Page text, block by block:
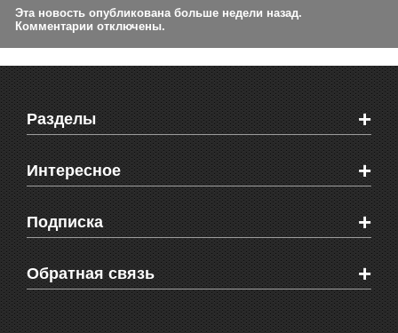
Эта новость опубликована больше недели назад.
Комментарии отключены.
Разделы +
Новости Феодосии
Новости Крыма
Мировые новости
Объявления
Здоровье
СМС мнения читателей
Интересное +
Видео о Феодосии
Веб-камеры Феодосии
Блоги феодосийцев
Школы Феодосии
Подписка +
Печатная версия газеты "Кафа"
RSS
Обратная связь +
Рекламодателям